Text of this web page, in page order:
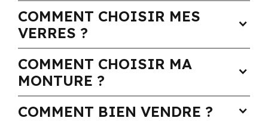
COMMENT CHOISIR MES
VERRES ?
expand_more
COMMENT CHOISIR MA
MONTURE ?
expand_more
COMMENT BIEN VENDRE ? expand_more